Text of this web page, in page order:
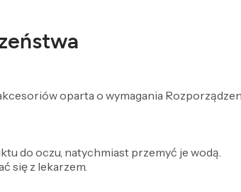
oparta o wymagania
do oczu, natychmiast przemyć je wodą.
się z lekarzem.